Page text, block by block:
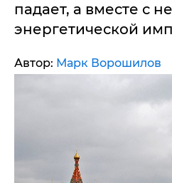
падает, а вместе с
энергетической
Автор: Марк Ворошилов